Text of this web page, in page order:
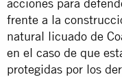
frente a la
natural licuado de
en el caso de que
protegidas por los